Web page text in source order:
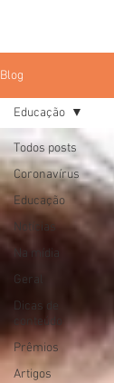
Blog
Todos posts
Coronavírus
Educação
Notícias
Na mídia
Geral
Dicas de
conteúdo
Prêmios
Artigos
Educação